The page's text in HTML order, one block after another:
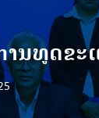
ນທູດຂະ